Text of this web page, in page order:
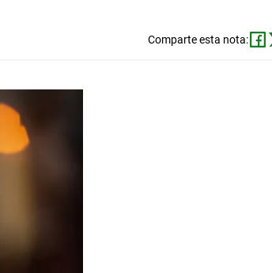
Comparte esta nota: